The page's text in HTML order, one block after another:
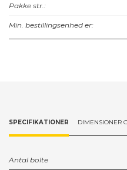
Pakke str.:
Min. bestillingsenhed er:
SPECIFIKATIONER DIMENSIONER
Antal bolte